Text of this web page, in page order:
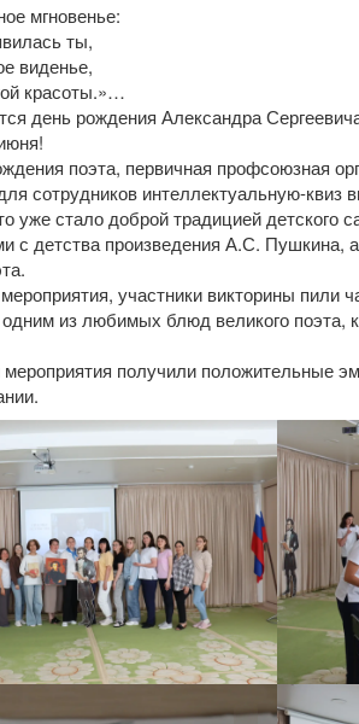
мгновенье:
ты,
виденье,
красоты.»…
день рождения Александра
поэта, первичная профсоюзная
сотрудников интеллектуальную-квиз
уже стало доброй традицией детского
с детства произведения А.С. Пушкина,
участники викторины пили
из любимых блюд великого поэта,
мероприятия получили положительные